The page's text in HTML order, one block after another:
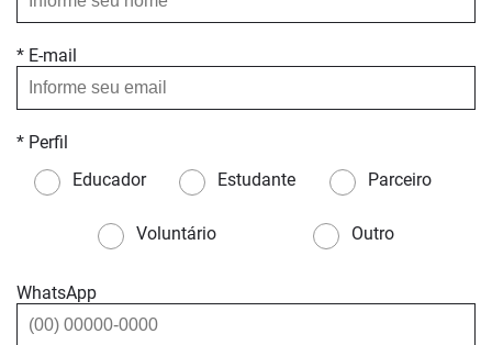
* E-mail
* Perfil
Educador
Estudante Parceiro
Voluntário Outro
WhatsApp